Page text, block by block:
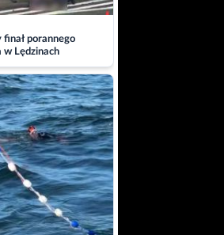
finał porannego
w Lędzinach